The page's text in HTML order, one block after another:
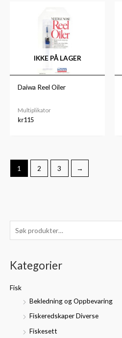
ø
e
Kategorier
Fisk
Bekledning og Oppbevaring
Fiskeredskaper Diverse
Fiskesett
IKKE PÅ LAGER
Daiwa Reel Oiler
Multiplikator
kr115
1 2 3 →